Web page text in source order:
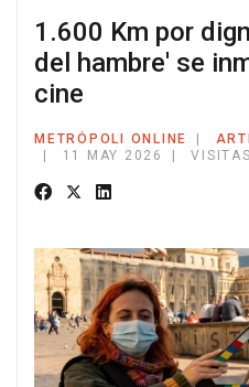
1.600 Km por
del hambre' se
cine
METRÓPOLI ONLINE
11 MAY 2026